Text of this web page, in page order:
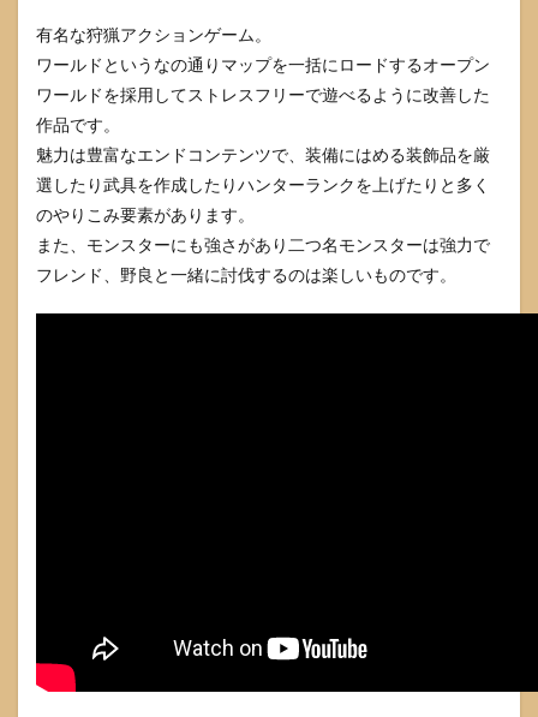
有名な狩猟アクションゲーム。
ワールドというなの通りマップを一括にロードするオープン
ワールドを採用してストレスフリーで遊べるように改善した
作品です。
魅力は豊富なエンドコンテンツで、装備にはめる装飾品を厳
選したり武具を作成したりハンターランクを上げたりと多く
のやりこみ要素があります。
また、モンスターにも強さがあり二つ名モンスターは強力で
フレンド、野良と一緒に討伐するのは楽しいものです。